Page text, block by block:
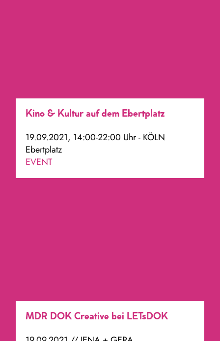
Kino & Kultur auf dem Ebertplatz
19.09.2021, 14:00-22:00 Uhr - KÖLN
Ebertplatz
EVENT
MDR DOK Creative bei LETsDOK